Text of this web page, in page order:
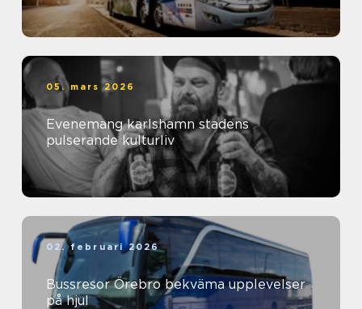
05. mars 2026
Evenemang karlshamn stadens
pulserande kulturliv
02. februari 2026
Bussresor Örebro bekväma upplevelser
på hjul